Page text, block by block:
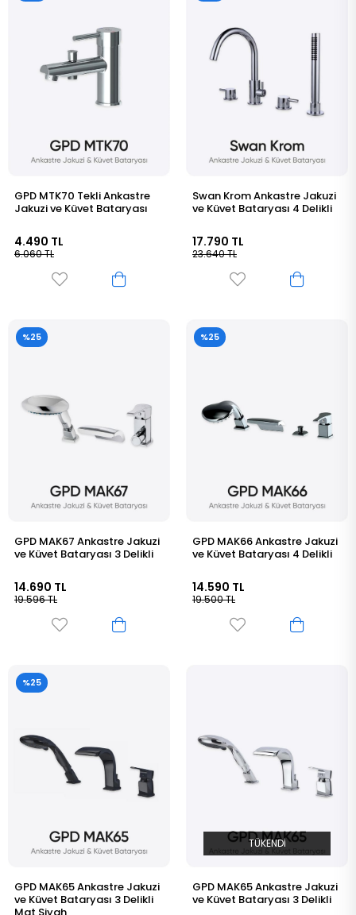
GPD MTK70 Tekli Ankastre
Jakuzi ve Küvet Bataryası
4.490 TL
6.060 TL
Swan Krom Ankastre Jakuzi
ve Küvet Bataryası 4 Delikli
17.790 TL
23.640 TL
GPD MAK67 Ankastre Jakuzi
ve Küvet Bataryası 3 Delikli
14.690 TL
19.596 TL
%25
GPD MAK66 Ankastre Jakuzi
ve Küvet Bataryası 4 Delikli
14.590 TL
19.500 TL
%25
GPD MAK65 Ankastre Jakuzi
ve Küvet Bataryası 3 Delikli
%25
TÜKENDI
GPD MAK65 Ankastre Jakuzi
ve Küvet Bataryası 3 Delikli